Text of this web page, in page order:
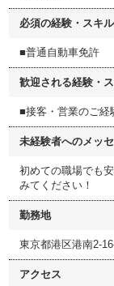
必須の経験・スキ
■普通自動車免許
歓迎される経験・
■接客・営業のご経
未経験者へのメッ
初めての職場でも
みてください！
勤務地
東京都港区港南2-
アクセス